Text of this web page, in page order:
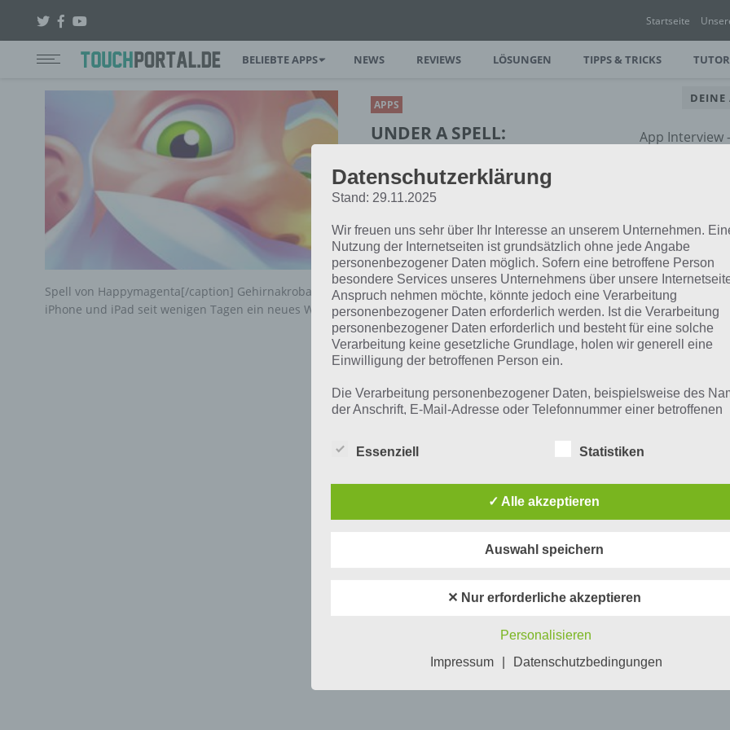
Startseite
BELIEBTE APPS NEWS REVIEWS LÖSUNGEN TIPPS & TRICKS
APPS
UNDER A SPELL:
TOLLER OPTIK FÜR
IPHONE UND IPAD
PAUL STELZER-24. APRIL 2017
[caption id="attachment_36560"
align="alignright" width="150"] Under a
Spell von Happymagenta[/caption] Gehirnakrobaten aufgepasst: Mit Under a Spell gibt es für
iPhone und iPad seit wenigen Tagen ein neues Wortspiel-Rätsel.…
DEINE
App Interview
Datenschutzerklärung
Stand: 29.11.2025
Wir freuen uns sehr über Ihr Interesse an unserem Unternehmen.
Nutzung der Internetseiten ist grundsätzlich ohne jede Angabe
personenbezogener Daten möglich. Sofern eine betroffene Person
besondere Services unseres Unternehmens über unsere
Anspruch nehmen möchte, könnte jedoch eine Verarbeitung
personenbezogener Daten erforderlich werden. Ist die Verarbeitung
personenbezogener Daten erforderlich und besteht für eine solche
Verarbeitung keine gesetzliche Grundlage, holen wir generell eine
Einwilligung der betroffenen Person ein.
Die Verarbeitung personenbezogener Daten, beispielsweise des
der Anschrift, E-Mail-Adresse oder Telefonnummer einer betroffenen
Datenschutzbestimmungen. Mittels dieser Datenschutzerklärung
informieren. Ferner werden betroffene Personen mittels dieser
Datenschutzerklärung über die ihnen zustehenden Rechte
Wir haben als für die Verarbeitung Verantwortlicher zahlreiche
personenbezogenen Daten sicherzustellen. Dennoch können
aufweisen, sodass ein absoluter Schutz nicht gewährleistet werden
Aus diesem Grund steht es jeder betroffenen Person frei,
personenbezogene Daten auch auf alternativen Wegen,
Essenziell Statistiken
✓ Alle akzeptieren
Auswahl speichern
✕ Nur erforderliche akzeptieren
Personalisieren
Impressum
Datenschutzbedingungen